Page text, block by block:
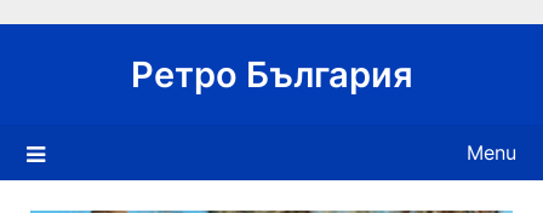
Ретро България
Menu